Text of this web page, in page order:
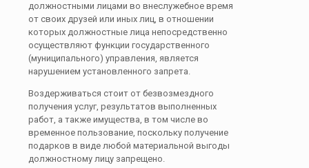
должностными лицами во внеслужебное время
от своих друзей или иных лиц, в отношении
которых должностные лица непосредственно
осуществляют функции государственного
(муниципального) управления, является
нарушением установленного запрета.
Воздерживаться стоит от безвозмездного
получения услуг, результатов выполненных
работ, а также имущества, в том числе во
временное пользование, поскольку получение
подарков в виде любой материальной выгоды
должностному лицу запрещено.